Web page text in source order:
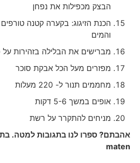
הבצק מכפילות את נפחן
הכנת הזיגוג: בקערה קטנה טורפים
והמים
מברישים את הבלילה בזהירות על
מפזרים מעל הכל אבקת סוכר
מחממים תנור ל- 220 מעלות
אופים במשך 5-6 דקות
מניחים להתקרר על רשת
אהבתם? ספרו לנו בתגובות למטה.
maten